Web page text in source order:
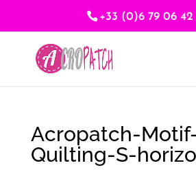
+33 (0)6 79 06
Acropatch-
Quilting-S-